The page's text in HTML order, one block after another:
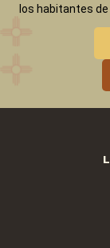
los habitantes de